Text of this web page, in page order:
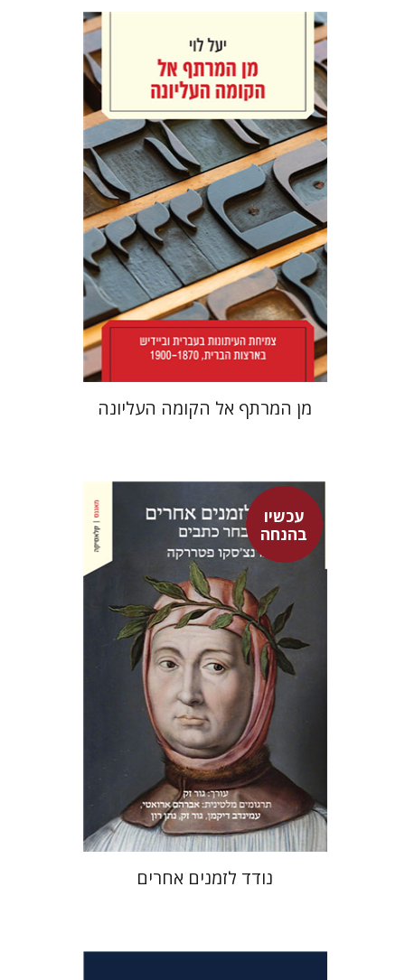
יעל לוי
הנחת אתר ספר מודפס
$42
$38
מן המרתף אל הקומה העליונה
עכשיו
בהנחהפרנצ'סקו פטררקה
גור זק
עמינדב דיקמן
נתן רון
גור זק
אברהם ארואטי
עכשיו בהנחה
$42
$31
נודד לזמנים אחרים